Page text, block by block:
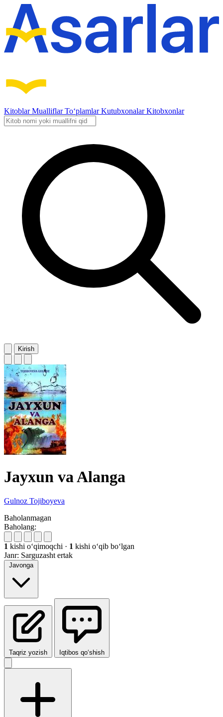
KitoblarMualliflarTo‘plamlarKutubxonalarKitobxonlar
Kirish
Jayxun va Alanga
Gulnoz Tojiboyeva
Baholanmagan
Baholang:
1 kishi oʻqimoqchi · 1 kishi oʻqib boʻlgan
Janr: Sarguzasht ertak
Javonga
Taqriz yozish Iqtibos qo‘shish